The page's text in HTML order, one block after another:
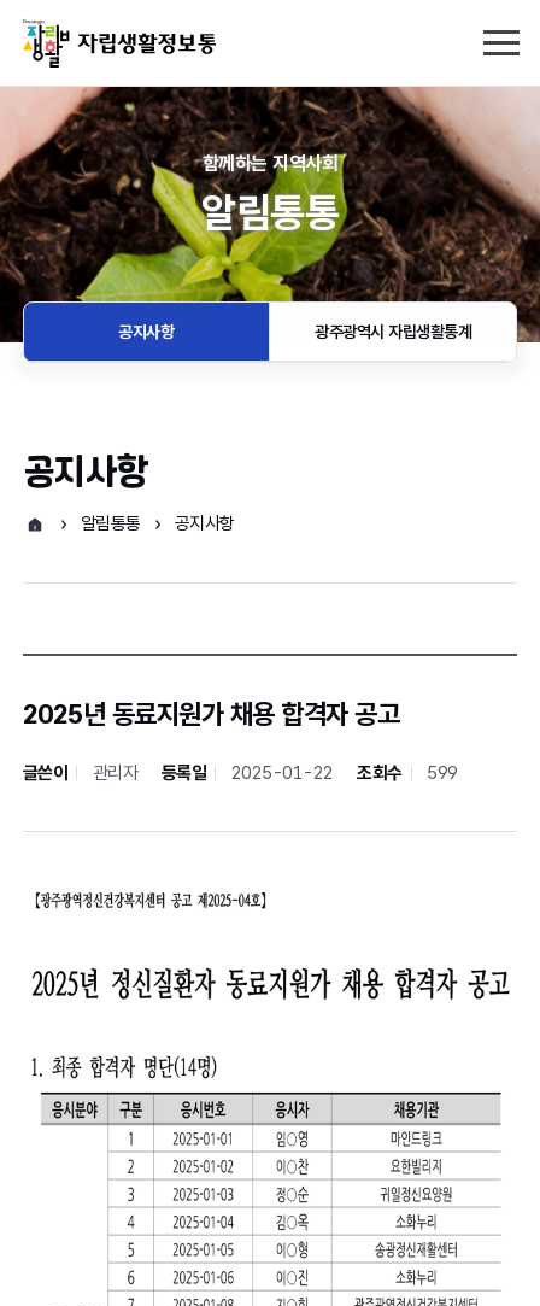
함께하는 지역사회
알림통통
공지사항 광주광역시 자립생활통계
공지사항
알림통통 공지사항
2025년 동료지원가 채용 합격자 공고
글쓴이 관리자 등록일 2025-01-22 조회수 599